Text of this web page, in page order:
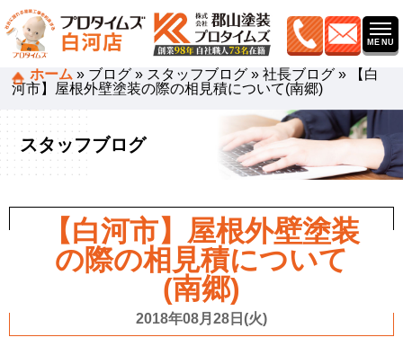
ホーム » ブログ » スタッフブログ »社長ブログ »
【白
河市】屋根外壁塗装の際の相見積について(南郷)
スタッフブログ
【白河市】屋根外壁塗装
の際の相見積について
(南郷)
2018年08月28日(火)